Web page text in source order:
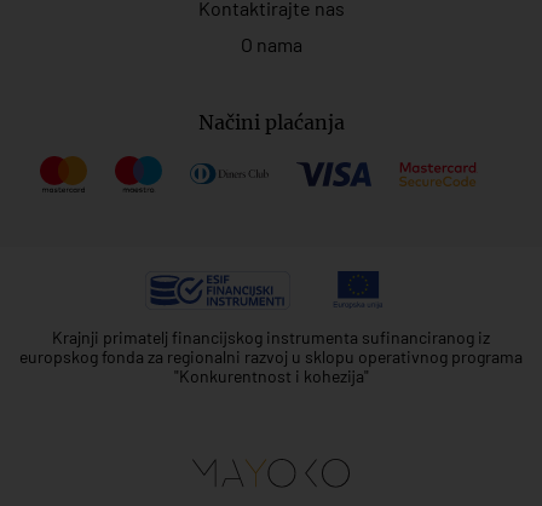
Kontaktirajte nas
O nama
Načini plaćanja
Krajnji primatelj financijskog instrumenta sufinanciranog iz
europskog fonda za regionalni razvoj u sklopu operativnog programa
"Konkurentnost i kohezija"